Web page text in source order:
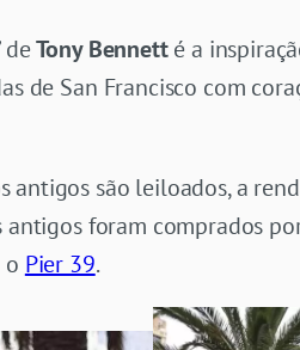
deTony Bennetté a
de San Francisco com
antigos são leiloados, a
antigos foram comprados
o Pier 39.